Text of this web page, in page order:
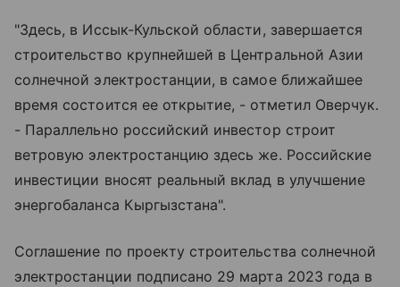
"Здесь, в Иссык-Кульской области, завершается
строительство крупнейшей в Центральной Азии
солнечной электростанции, в самое ближайшее
время состоится ее открытие, - отметил Оверчук.
- Параллельно российский инвестор строит
ветровую электростанцию здесь же. Российские
инвестиции вносят реальный вклад в улучшение
энергобаланса Кыргызстана".
Соглашение по проекту строительства солнечной
электростанции подписано 29 марта 2023 года в